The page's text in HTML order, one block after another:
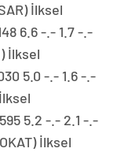
İlksel
6.6 -.- 1.7 -.-
İlksel
5.0 -.- 1.6 -.-
5.2 -.- 2.1 -.-
İlksel